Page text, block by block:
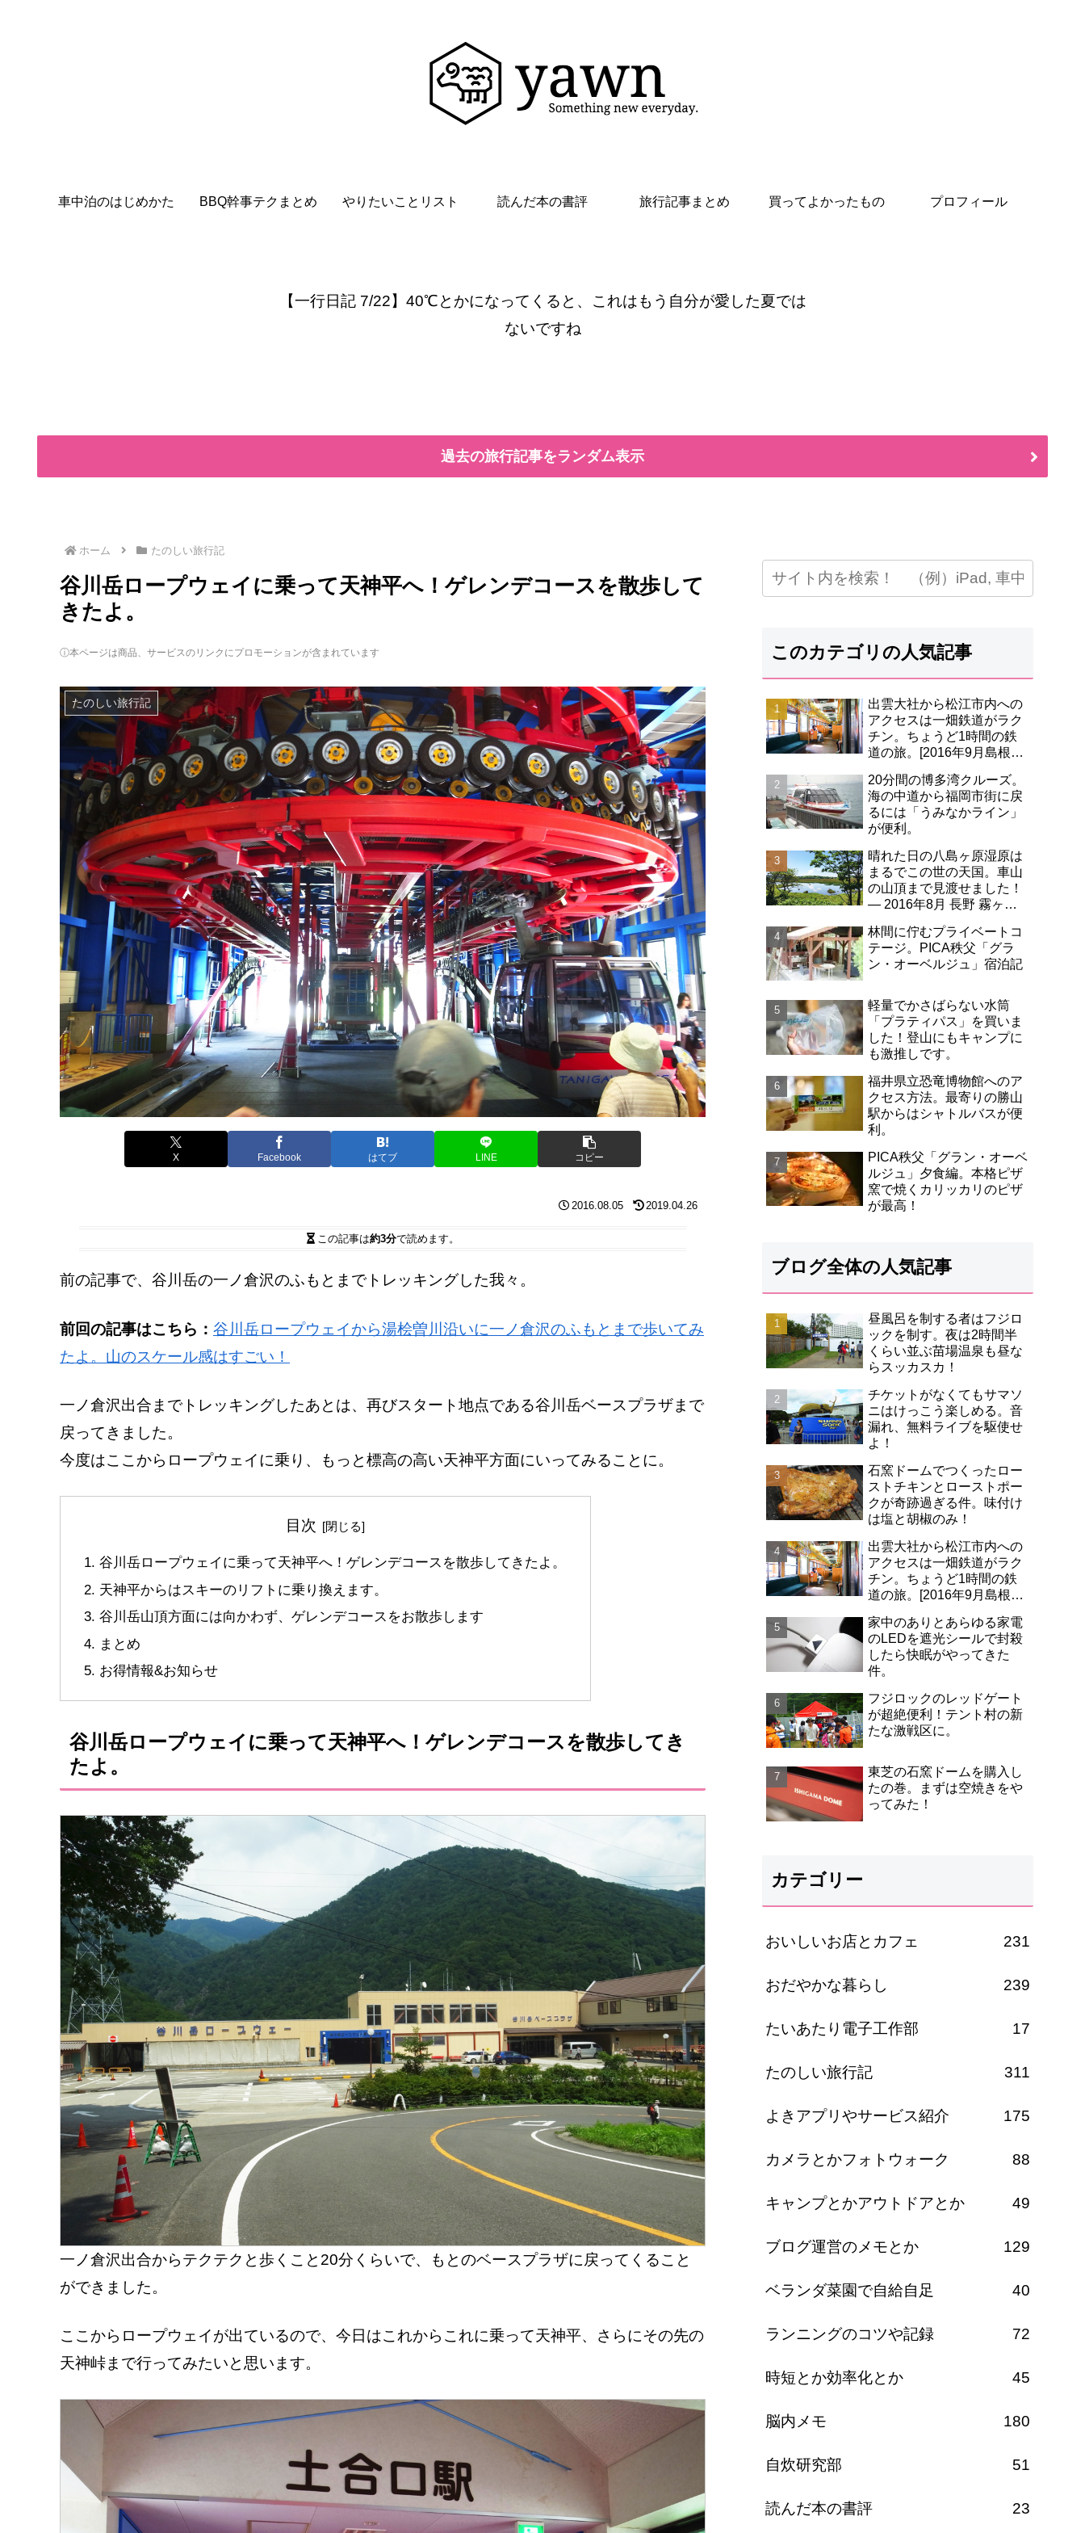
車中泊のはじめかた BBQ幹事テクまとめ やりたいことリスト 読んだ本の書評 旅行記事まとめ 買ってよかったもの プロフィール
【一行日記 7/22】40℃とかになってくると、これはもう自分が愛した夏では
ないですね
過去の旅行記事をランダム表示
ホーム たのしい旅行記
谷川岳ロープウェイに乗って天神平へ！ゲレンデコースを散歩して
きたよ。
ⓘ本ページは商品、サービスのリンクにプロモーションが含まれています
たのしい旅行記
X Facebook はてブ LINE コピー
2016.08.05 2019.04.26
この記事は約3分で読めます。
前の記事で、谷川岳の一ノ倉沢のふもとまでトレッキングした我々。
前回の記事はこちら： 谷川岳ロープウェイから湯桧曽川沿いに一ノ倉沢のふもとまで歩いてみ
たよ。山のスケール感はすごい！
一ノ倉沢出合までトレッキングしたあとは、再びスタート地点である谷川岳ベースプラザまで
戻ってきました。
今度はここからロープウェイに乗り、もっと標高の高い天神平方面にいってみることに。
目次
谷川岳ロープウェイに乗って天神平へ！ゲレンデコースを散歩してきたよ。
天神平からはスキーのリフトに乗り換えます。
谷川岳山頂方面には向かわず、ゲレンデコースをお散歩します
まとめ
お得情報&お知らせ
谷川岳ロープウェイに乗って天神平へ！ゲレンデコースを散歩してき
たよ。
一ノ倉沢出合からテクテクと歩くこと20分くらいで、もとのベースプラザに戻ってくること
ができました。
ここからロープウェイが出ているので、今日はこれからこれに乗って天神平、さらにその先の
天神峠まで行ってみたいと思います。
このカテゴリの人気記事
出雲大社から松江市内への
アクセスは一畑鉄道がラク
チン。ちょうど1時間の鉄
道の旅。[2016年9月島根旅
20分間の博多湾クルーズ。
海の中道から福岡市街に戻
るには「うみなかライン」
が便利。
晴れた日の八島ヶ原湿原は
まるでこの世の天国。車山
の山頂まで見渡せました！
― 2016年8月 長野 霧ヶ峰
林間に佇むプライベートコ
テージ。PICA秩父「グラ
ン・オーベルジュ」宿泊記
軽量でかさばらない水筒
「プラティパス」を買いま
した！登山にもキャンプに
も激推しです。
福井県立恐竜博物館へのア
クセス方法。最寄りの勝山
駅からはシャトルバスが便
利。
PICA秩父「グラン・オーベ
ルジュ」夕食編。本格ピザ
窯で焼くカリッカリのピザ
が最高！
ブログ全体の人気記事
昼風呂を制する者はフジロ
ックを制す。夜は2時間半
くらい並ぶ苗場温泉も昼な
らスッカスカ！
チケットがなくてもサマソ
ニはけっこう楽しめる。音
漏れ、無料ライブを駆使せ
よ！
石窯ドームでつくったロー
ストチキンとローストポー
クが奇跡過ぎる件。味付け
は塩と胡椒のみ！
出雲大社から松江市内への
アクセスは一畑鉄道がラク
チン。ちょうど1時間の鉄
道の旅。[2016年9月島根旅
家中のありとあらゆる家電
のLEDを遮光シールで封殺
したら快眠がやってきた
件。
フジロックのレッドゲート
が超絶便利！テント村の新
たな激戦区に。
東芝の石窯ドームを購入し
たの巻。まずは空焼きをや
ってみた！
カテゴリー
おいしいお店とカフェ 231
おだやかな暮らし 239
たいあたり電子工作部 17
たのしい旅行記 311
よきアプリやサービス紹介 175
カメラとかフォトウォーク 88
キャンプとかアウトドアとか 49
ブログ運営のメモとか 129
ベランダ菜園で自給自足 40
ランニングのコツや記録 72
時短とか効率化とか 45
脳内メモ 180
自炊研究部 51
読んだ本の書評 23